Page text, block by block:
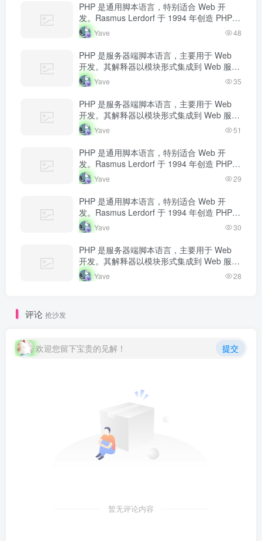
PHP 是通用脚本语言，特别适合 Web 开
发。Rasmus Lerdorf 于 1994 年创造 PHP，
最初用于追踪个人简历访问量。如今 PHP 驱
动…
Yave 48
PHP 是服务器端脚本语言，主要用于 Web
开发。其解释器以模块形式集成到 Web 服务
器中，当收到请求时执行 PHP 代码，生成动
态内容返回给客户端。
Yave 35
PHP 是服务器端脚本语言，主要用于 Web
开发。其解释器以模块形式集成到 Web 服务
器中，当收到请求时执行 PHP 代码，生成动
态内容返回给客户端。
Yave 51
PHP 是通用脚本语言，特别适合 Web 开
发。Rasmus Lerdorf 于 1994 年创造 PHP，
最初用于追踪个人简历访问量。如今 PHP 驱
动…
Yave 29
PHP 是通用脚本语言，特别适合 Web 开
发。Rasmus Lerdorf 于 1994 年创造 PHP，
最初用于追踪个人简历访问量。如今 PHP 驱
动…
Yave 30
PHP 是服务器端脚本语言，主要用于 Web
开发。其解释器以模块形式集成到 Web 服务
器中，当收到请求时执行 PHP 代码，生成动
态内容返回给客户端。
Yave 28
评论 抢沙发
欢迎您留下宝贵的见解！ 提交
暂无评论内容